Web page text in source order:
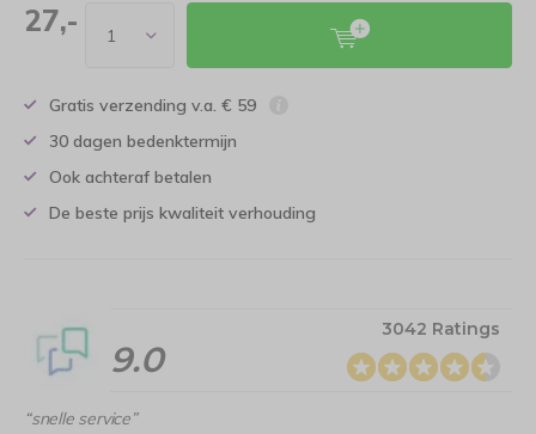
27,-
Gratis verzending v.a. € 59
30 dagen bedenktermijn
Ook achteraf betalen
De beste prijs kwaliteit verhouding
9.0
3042 Ratings
“snelle service”